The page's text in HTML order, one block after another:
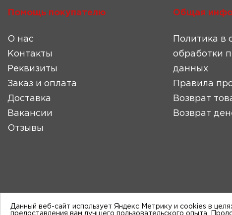
Помощь покупателю
О нас
Контакты
Реквизиты
Заказ и оплата
Доставка
Вакансии
Отзывы
Общая
Политика в
обработки
данных
Правила
Возврат
Возврат
Данный веб-сайт использует Яндекс Метрику и cookies в
предоставления вам лучшего пользовательского опыта.